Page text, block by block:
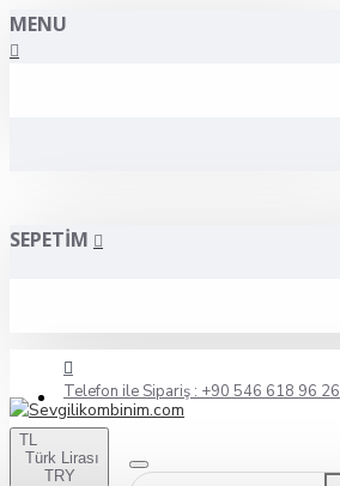
MENU
SEPETIM
Telefon ile Sipariş : +90 546 618 96 26
TL
Türk Lirası
TRY